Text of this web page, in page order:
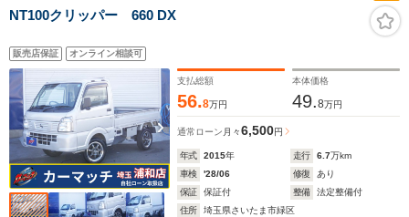
NT100クリッパー 660 DX
販売店保証 オンライン相談可
支払総額
56.8万円
本体価格
49.8万円
通常ローン 月々6,500円
年式 2015年 走行 6.7万km
車検
'28/06 修復
あり
保証
保証付 整備
法定整備付
住所
埼玉県さいたま市緑区